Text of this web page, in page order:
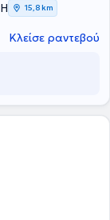
15,8 km
Κλείσε ραντεβού